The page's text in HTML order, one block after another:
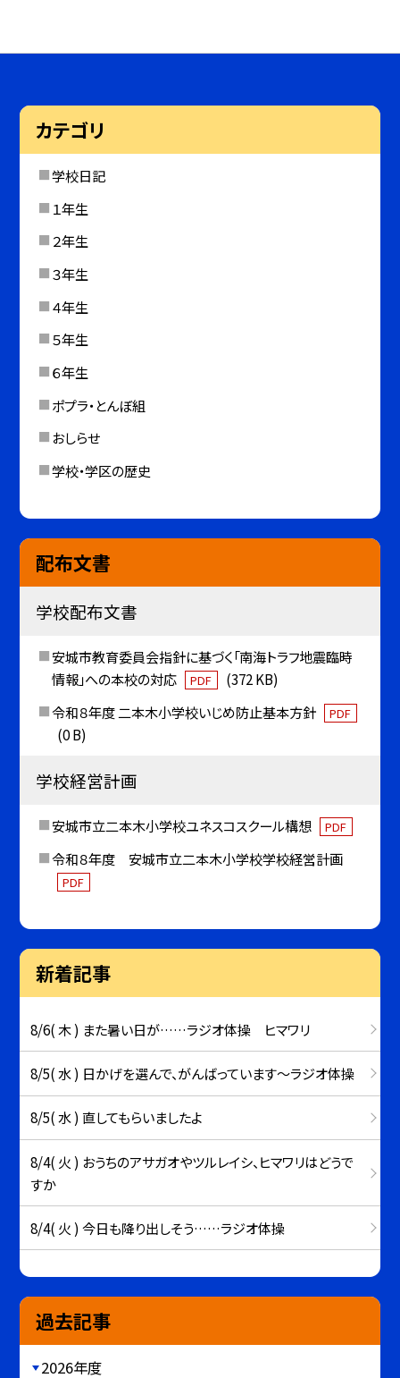
カテゴリ
学校日記
１年生
２年生
３年生
４年生
５年生
６年生
ポプラ・とんぼ組
おしらせ
学校・学区の歴史
配布文書
学校配布文書
安城市教育委員会指針に基づく「南海トラフ地震臨時
情報」への本校の対応
PDF
(372 KB)
令和８年度 二本木小学校いじめ防止基本方針
PDF
(0 B)
学校経営計画
安城市立二本木小学校ユネスコスクール構想 PDF
令和８年度 安城市立二本木小学校学校経営計画
PDF
新着記事
8/6( 木 ) また暑い日が……ラジオ体操 ヒマワリ
8/5( 水 ) 日かげを選んで、がんばっています～ラジオ体操
8/5( 水 ) 直してもらいましたよ
8/4( 火 ) おうちのアサガオやツルレイシ、ヒマワリはどうで
すか
8/4( 火 ) 今日も降り出しそう……ラジオ体操
過去記事
2026年度